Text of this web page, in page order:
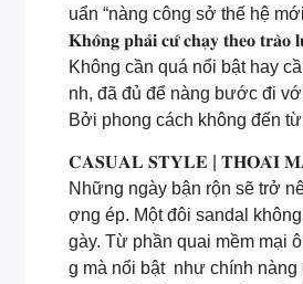
uẩn “nàng công sở thế hệ
𝐊𝐡𝐨̂𝐧𝐠 𝐩𝐡𝐚̉𝐢 𝐜𝐮̛́ 𝐜𝐡𝐚̣𝐲 𝐭𝐡𝐞𝐨 𝐭𝐫𝐚̀𝐨
Không cần quá nổi bật hay
nh, đã đủ để nàng bước đi
Bởi phong cách không đến
𝐂𝐀𝐒𝐔𝐀𝐋 𝐒𝐓𝐘𝐋𝐄 | 𝐓𝐇𝐎𝐀̉𝐈
Những ngày bận rộn sẽ trở
ợng ép. Một đôi sandal
gày. Từ phần quai mềm mại
g mà nổi bật như chính nàng